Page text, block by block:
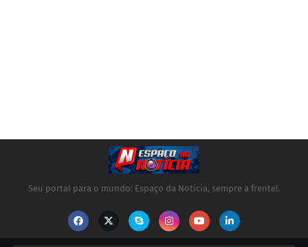
Seu portal para o mundo: Espaço da Notícia, sempre a frente!.